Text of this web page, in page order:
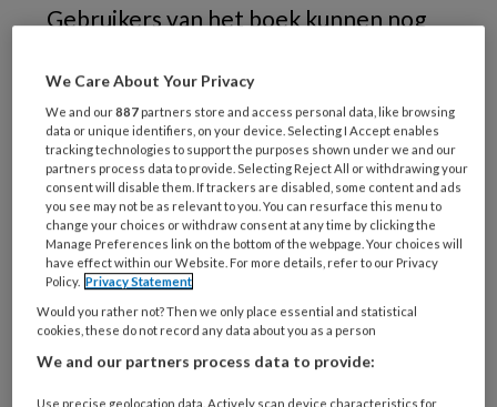
Gebruikers van het boek kunnen nog
voor deze tweejaarlijkse
evaluatieronde.
De NVVG is niet alleen geïnteresseerd in
feedback, maar zoekt ook mensen die bereid
zijn om het nieuwe toetsboek voor
verschijning te reviewen. Zowel AIOS,
praktijkopleiders als opleiders van de
opleidingsinstituten en –instellingen zijn
welkom om hieraan deel te nemen. Inhoudelijk
We Care About Your Privacy
We and our887 partners store and access personal data, like browsing
data or unique identifiers, on your device. Selecting I Accept enables
tracking technologies to support the purposes shown under we and our
partners process data to provide. Selecting Reject All or withdrawing your
consent will disable them. If trackers are disabled, some content and ads
you see may not be as relevant to you. You can resurface this menu to
change your choices or withdraw consent at any time by clicking the
Manage Preferences link on the bottom of the webpage. Your choices will
have effect within our Website. For more details, refer to our Privacy
Policy. Privacy Statement
Would you rather not? Then we only place essential and statistical
cookies, these do not record any data about you as a person
We and our partners process data to provide:
Use precise geolocation data. Actively scan device characteristics for